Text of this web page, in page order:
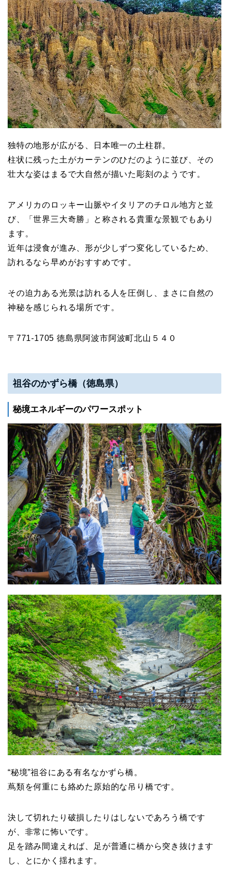
独特の地形が広がる、日本唯一の土柱群。
柱状に残った土がカーテンのひだのように並び、その
壮大な姿はまるで大自然が描いた彫刻のようです。
アメリカのロッキー山脈やイタリアのチロル地方と並
び、「世界三大奇勝」と称される貴重な景観でもあり
ます。
近年は浸食が進み、形が少しずつ変化しているため、
訪れるなら早めがおすすめです。
その迫力ある光景は訪れる人を圧倒し、まさに自然の
神秘を感じられる場所です。
〒771-1705 徳島県阿波市阿波町北山５４０
祖谷のかずら橋（徳島県）
秘境エネルギーのパワースポット
“秘境”祖谷にある有名なかずら橋。
蔦類を何重にも絡めた原始的な吊り橋です。
決して切れたり破損したりはしないであろう橋です
が、非常に怖いです。
足を踏み間違えれば、足が普通に橋から突き抜けます
し、とにかく揺れます。